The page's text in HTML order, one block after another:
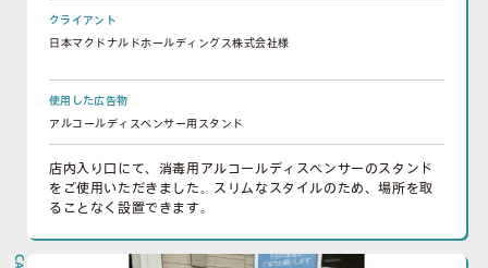
クライアント
日本マクドナルドホールディングス株式会社様
使用した広告物
アルコールディスペンサー用スタンド
店内入り口にて、消毒用アルコールディスペンサーのスタンド
をご使用いただきました。スリムなスタイルのため、場所を取
ることなく設置できます。